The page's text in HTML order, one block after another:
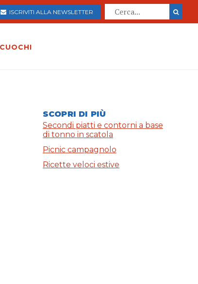
ISCRIVITI ALLA NEWSLETTER
SCOPRI DI PIÙ
Secondi piatti e contorni a base
di tonno in scatola
Picnic campagnolo
Ricette veloci estive